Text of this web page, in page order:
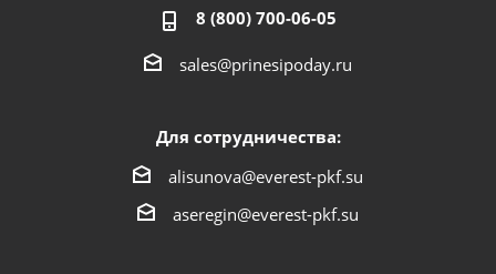
8 (800) 700-06-05
sales@prinesipoday.ru
Для сотрудничества:
alisunova@everest-pkf.su
aseregin@everest-pkf.su